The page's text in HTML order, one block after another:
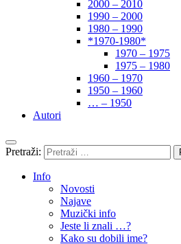
2000 – 2010
1990 – 2000
1980 – 1990
*1970-1980*
1970 – 1975
1975 – 1980
1960 – 1970
1950 – 1960
… – 1950
Autori
Pretraži:
Info
Novosti
Najave
Muzički info
Jeste li znali …?
Kako su dobili ime?